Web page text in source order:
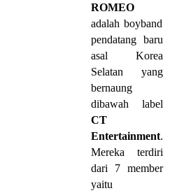
ROMEO
adalah boyband
pendatang baru
asal Korea
Selatan yang
bernaung
dibawah label
CT
Entertainment.
Mereka terdiri
dari 7 member
yaitu